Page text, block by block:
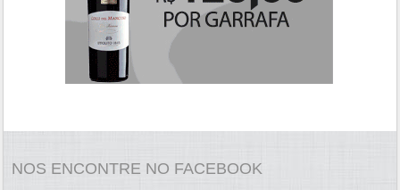
NOS ENCONTRE NO FACEBOOK